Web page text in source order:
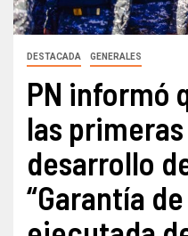
DESTACADA GENERALES
PN informó
las
desarrollo
“Garantía